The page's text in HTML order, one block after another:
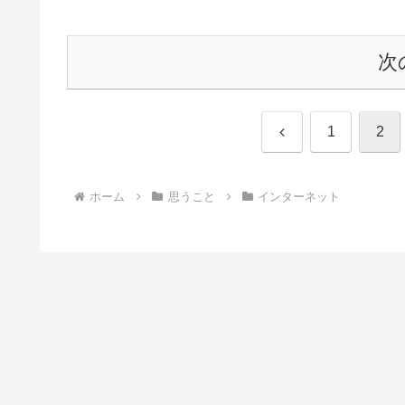
次
前 1 2
ホーム 思うこと インターネット